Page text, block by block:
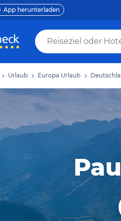
App herunterladen
Urlaub Europa Urlaub